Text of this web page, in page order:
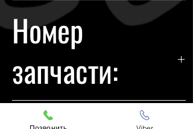
Honda
Номер
запчасти:
33100T3LA61